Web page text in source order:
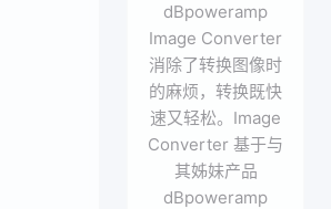
dBpoweramp
Image Converter
消除了转换图像时
的麻烦，转换既快
速又轻松。Image
Converter 基于与
其姊妹产品
dBpoweramp